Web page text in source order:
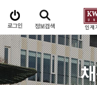
로그인 정보검색